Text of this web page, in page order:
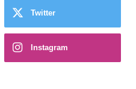
Twitter
Instagram